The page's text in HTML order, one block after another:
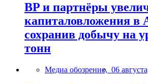
BP и партнёры
капиталовложения в
сохранив добычу на
тонн
Медиа обозрение, 06